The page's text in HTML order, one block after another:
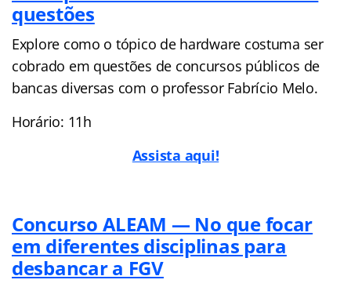
questões
Explore como o tópico de hardware costuma ser
cobrado em questões de concursos públicos de
bancas diversas com o professor Fabrício Melo.
Horário: 11h
Assista aqui!
Concurso ALEAM — No que focar
em diferentes disciplinas para
desbancar a FGV